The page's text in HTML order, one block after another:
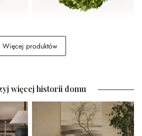
szt.
Wieniec Auray
Więcej produktów
więcej historii domu